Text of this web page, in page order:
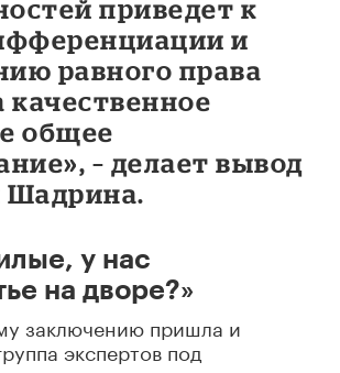
приведет к
и
равного права
качественное
общее
– делает вывод
Шадрина.
у нас
на дворе?»
заключению пришла и
экспертов под